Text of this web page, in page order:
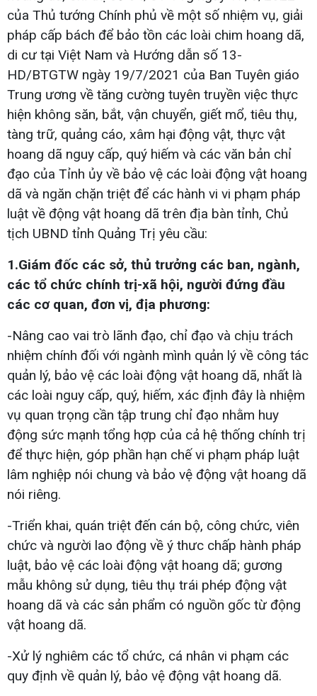
của Thủ tướng Chính phủ về một số nhiệm vụ, giải
pháp cấp bách để bảo tồn các loài chim hoang dã,
di cư tại Việt Nam và Hướng dẫn số 13-
HD/BTGTW ngày 19/7/2021 của Ban Tuyên giáo
Trung ương về tăng cường tuyên truyền việc thực
hiện không săn, bắt, vận chuyển, giết mổ, tiêu thụ,
tàng trữ, quảng cáo, xâm hại động vật, thực vật
hoang dã nguy cấp, quý hiếm và các văn bản chỉ
đạo của Tỉnh ủy về bảo vệ các loài động vật hoang
dã và ngăn chặn triệt để các hành vi vi phạm pháp
luật về động vật hoang dã trên địa bàn tỉnh, Chủ
tịch UBND tỉnh Quảng Trị yêu cầu:
1.Giám đốc các sở, thủ trưởng các ban, ngành,
các tổ chức chính trị-xã hội, người đứng đầu
các cơ quan, đơn vị, địa phương:
-Nâng cao vai trò lãnh đạo, chỉ đạo và chịu trách
nhiệm chính đối với ngành mình quản lý về công tác
quản lý, bảo vệ các loài động vật hoang dã, nhất là
các loài nguy cấp, quý, hiếm, xác định đây là nhiệm
vụ quan trọng cần tập trung chỉ đạo nhằm huy
động sức mạnh tổng hợp của cả hệ thống chính trị
để thực hiện, góp phần hạn chế vi phạm pháp luật
lâm nghiệp nói chung và bảo vệ động vật hoang dã
nói riêng.
-Triển khai, quán triệt đến cán bộ, công chức, viên
chức và người lao động về ý thưc chấp hành pháp
luật, bảo vệ các loài động vật hoang dã; gương
mẫu không sử dụng, tiêu thụ trái phép động vật
hoang dã và các sản phẩm có nguồn gốc từ động
vật hoang dã.
-Xử lý nghiêm các tổ chức, cá nhân vi phạm các
quy định về quản lý, bảo vệ động vật hoang dã.